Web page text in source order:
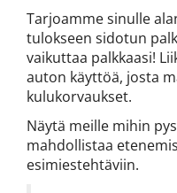
Tarjoamme sinulle
tulokseen sidotun
vaikuttaa palkkaasi!
auton käyttöä, josta
kulukorvaukset.
Näytä meille mihin
mahdollistaa
esimiestehtäviin.